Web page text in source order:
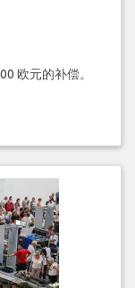
欧元的补偿。